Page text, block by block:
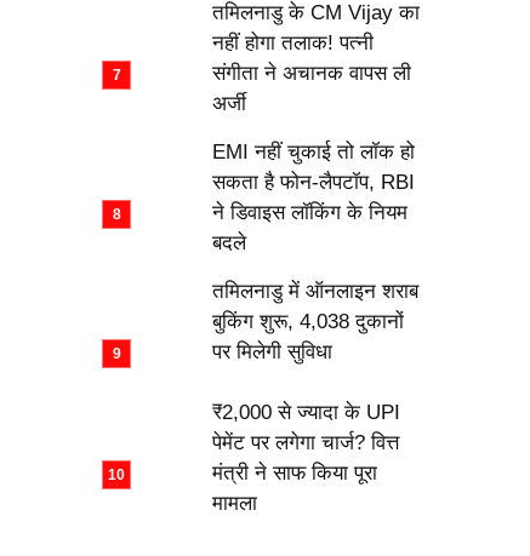
तमिलनाडु के CM Vijay का
नहीं होगा तलाक! पत्नी
संगीता ने अचानक वापस ली
अर्जी
EMI नहीं चुकाई तो लॉक हो
सकता है फोन-लैपटॉप, RBI
ने डिवाइस लॉकिंग के नियम
बदले
तमिलनाडु में ऑनलाइन शराब
बुकिंग शुरू, 4,038 दुकानों
पर मिलेगी सुविधा
₹2,000 से ज्यादा के UPI
पेमेंट पर लगेगा चार्ज? वित्त
मंत्री ने साफ किया पूरा
मामला